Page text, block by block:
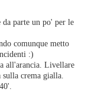
da parte un po' per le
comunque metto
:)
all'arancia. Livellare
sulla crema gialla.